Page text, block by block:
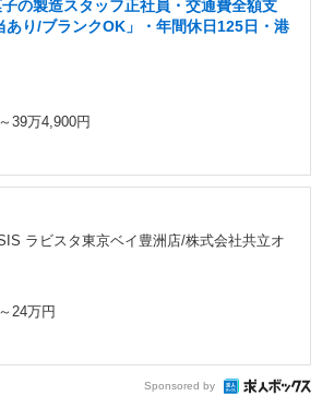
の製造スタッフ正社員・交通費全額支
あり/ブランクOK」・年間休日125日・港
39万4,900円
ラビスタ東京ベイ豊洲店/株式会社共立オ
24万円
Sponsored by